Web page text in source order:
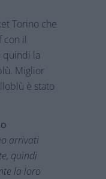
Torino che
con il
quindi la
Miglior
è stato
arrivati
quindi
la loro